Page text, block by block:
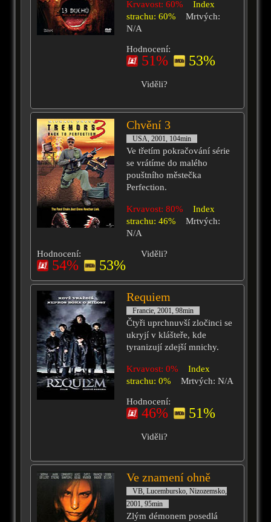
Krvavost: 60%
Index
strachu: 60%
Mrtvých:
N/A
Hodnocení:
51% 53%
Viděli?
Chvění 3
USA, 2001, 104min
Ve třetím pokračování série
se vrátíme do malého
pouštního městečka
Perfection.
Krvavost: 80%
Index
strachu: 46%
Mrtvých:
N/A
Hodnocení:
54% 53%
Viděli?
Requiem
Francie, 2001, 98min
Čtyři uprchnuvší zločinci se
ukryjí v klášteře, kde
tyranizují zdejší mnichy.
Krvavost: 0%
Index
strachu: 0%
Mrtvých: N/A
Hodnocení:
46% 51%
Viděli?
Ve znamení ohně
VB, Lucembursko, Nizozemsko,
2001, 95min
Zlým démonem posedlá